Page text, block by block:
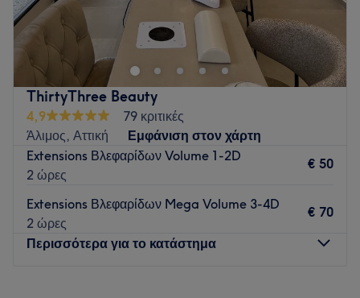
ThirtyThree Beauty
4,9
79 κριτικές
Άλιμος, Αττική
Εμφάνιση στον χάρτη
Extensions Βλεφαρίδων Volume 1-2D
2 ώρες
€ 50
Extensions Βλεφαρίδων Mega Volume 3-4D
2 ώρες
€ 70
Περισσότερα για το κατάστημα